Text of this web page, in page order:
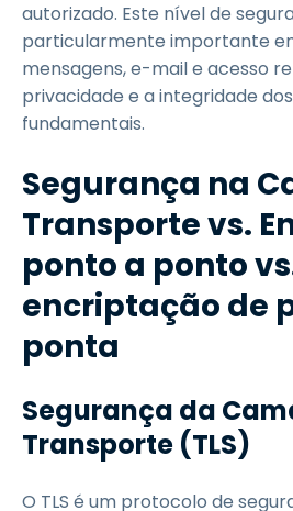
autorizado. Este nível de
particularmente importante
mensagens, e-mail e acesso
privacidade e a integridade
fundamentais.
Segurança na
Transporte vs.
ponto a ponto
encriptação de
ponta
Segurança da
Transporte (TLS)
O TLS é um protocolo de